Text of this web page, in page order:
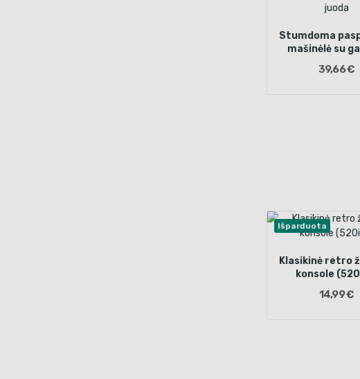
Stumdoma
mašinėlė su
39,66 €
Išparduota
Klasikinė retro
konsole
14,99 €